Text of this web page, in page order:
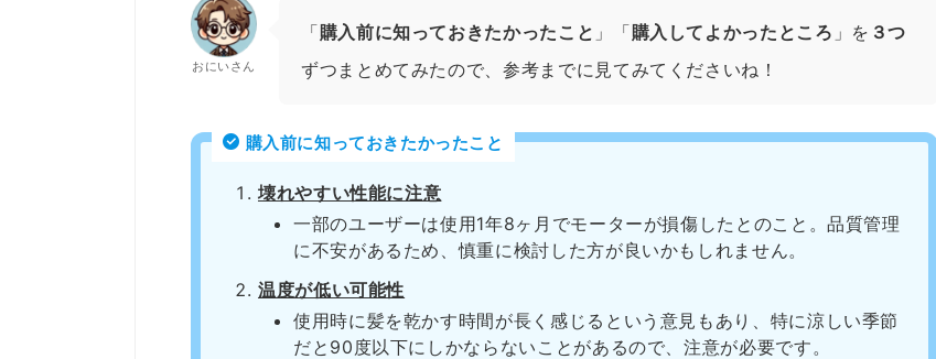
おにいさん
「購入前に知っておきたかったこと 」「購入してよかったところ 」を ３つ
ずつまとめてみたので、参考までに見てみてくださいね！
購入前に知っておきたかったこと
壊れやすい性能に注意
一部のユーザーは使用1年8ヶ月でモーターが損傷したとのこと。品質管理
に不安があるため、慎重に検討した方が良いかもしれません。
温度が低い可能性
使用時に髪を乾かす時間が長く感じるという意見もあり、特に涼しい季節
だと90度以下にしかならないことがあるので、注意が必要です。